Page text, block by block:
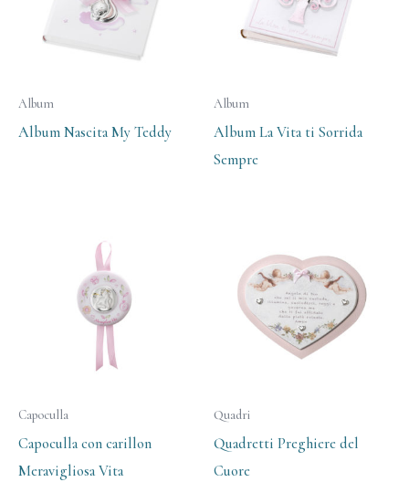
Album
Album Nascita My Teddy
Album
Album La Vita ti Sorrida
Sempre
Capoculla
Capoculla con carillon
Meravigliosa Vita
Quadri
Quadretti Preghiere del
Cuore